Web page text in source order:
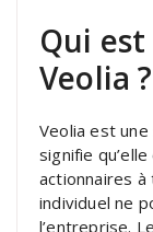
Qui
Veolia ?
Veolia est
signifie
actionnaires à
individuel ne
l’entreprise.